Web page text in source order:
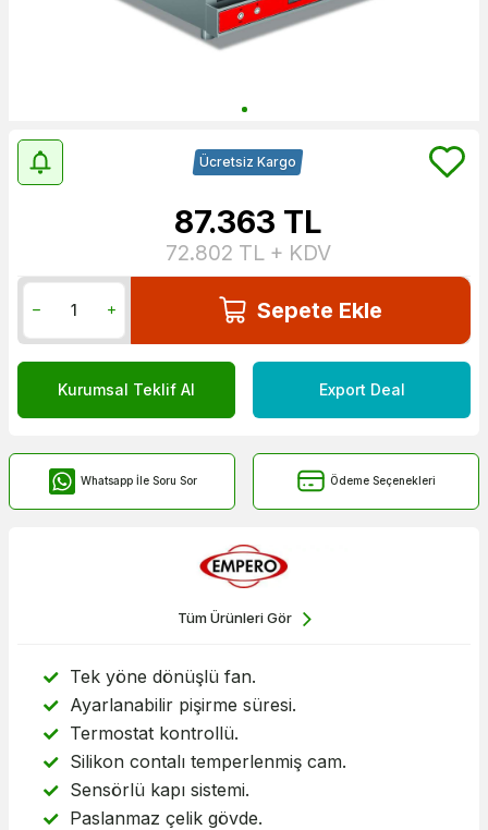
Ücretsiz Kargo
87.363 TL
72.802 TL + KDV
Sepete Ekle
Kurumsal Teklif Al Export Deal
Whatsapp İle Soru Sor Ödeme Seçenekleri
Tüm Ürünleri Gör
Tek yöne dönüşlü fan.
Ayarlanabilir pişirme süresi.
Termostat kontrollü.
Silikon contalı temperlenmiş cam.
Sensörlü kapı sistemi.
Paslanmaz çelik gövde.